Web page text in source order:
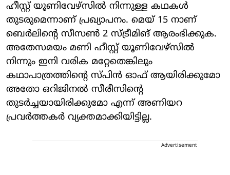
ഹീസ്റ്റ് യൂണിവേഴ്‌സില്‍ നിന്നുള്ള കഥകള്‍
തുടരുമെന്നാണ് പ്രഖ്യാപനം. മെയ് 15 നാണ്
ബെര്‍ലിന്റെ സീസണ്‍ 2 സ്ട്രീമിങ് ആരംഭിക്കുക.
അതേസമയം മണി ഹീസ്റ്റ് യൂണിവേഴ്‌സില്‍
നിന്നും ഇനി വരിക മറ്റേതെങ്കിലും
കഥാപാത്രത്തിന്റെ സ്പിന്‍ ഓഫ് ആയിരിക്കുമോ
അതോ ഒറിജിനല്‍ സീരീസിന്റെ
തുടര്‍ച്ചയായിരിക്കുമോ എന്ന് അണിയറ
പ്രവര്‍ത്തകര്‍ വ്യക്തമാക്കിയിട്ടില്ല.
Advertisement